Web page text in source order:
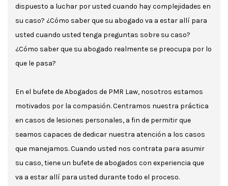
dispuesto a luchar por usted cuando hay complejidades en
su caso? ¿Cómo saber que su abogado va a estar allí para
usted cuando usted tenga preguntas sobre su caso?
¿Cómo saber que su abogado realmente se preocupa por lo
que le pasa?
En el bufete de Abogados de PMR Law, nosotros estamos
motivados por la compasión. Centramos nuestra práctica
en casos de lesiones personales, a fin de permitir que
seamos capaces de dedicar nuestra atención a los casos
que manejamos. Cuando usted nos contrata para asumir
su caso, tiene un bufete de abogados con experiencia que
va a estar allí para usted durante todo el proceso.